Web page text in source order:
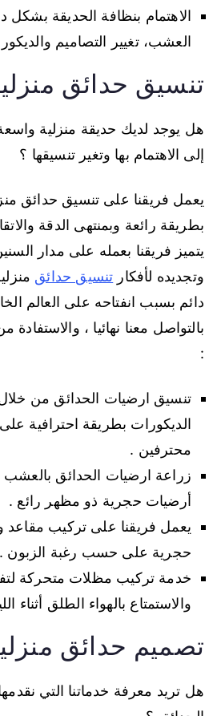
الاهتمام بنظافة الحديقة
العشب، تغيير التصاميم
تنسيق حدائق
هل يوجد لديك حديقة منزلية
إلى الاهتمام بها وتغير تنسيقها ؟
يعمل فريقنا على تنسيق حدائق
بطريقة رائعة وبمنتهى الدقة
يتميز فريقنا بعمله على مدار
وتجديده لأفكار تنسيق حدائق
دائم بسبب انفتاحه على العالم
بالتواصل معنا نهائيا ، والاستفادة
:
تنسيق ارضيات الحدائق من
الديكورات بطريقة احترافية
محترفين .
زراعة ارضيات الحدائق
أرضيات حجرية ذو مظهر رائع .
يعمل فريقنا على تركيب مقاعد
حجرية على حسب رغبة الزبون .
خدمة تركيب مظلات متحركة
والاستمتاع بالهواء الطلق أثناء
تصميم حدائق
هل تريد معرفة خدماتنا التي